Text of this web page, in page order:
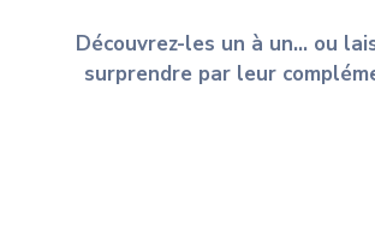
Découvrez-les un à un… ou
surprendre par leur